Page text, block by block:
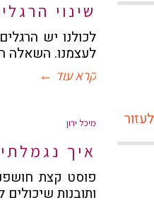
שינוי
לכולנו יש
לעצמנו. השאלה
קרא עוד ←
מיכל ירון
איך נגמלתי (אחרי 35 שנה) ואיך
פוסט קצת
ותובנות